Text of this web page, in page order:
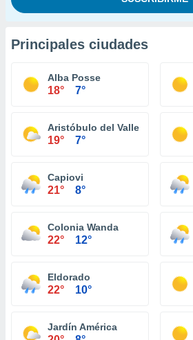
Principales ciudades
Alba Posse
18° 7°
Aristóbulo del Valle
19° 7°
Capiovi
21° 8°
Colonia Wanda
22° 12°
Eldorado
22° 10°
Jardín América